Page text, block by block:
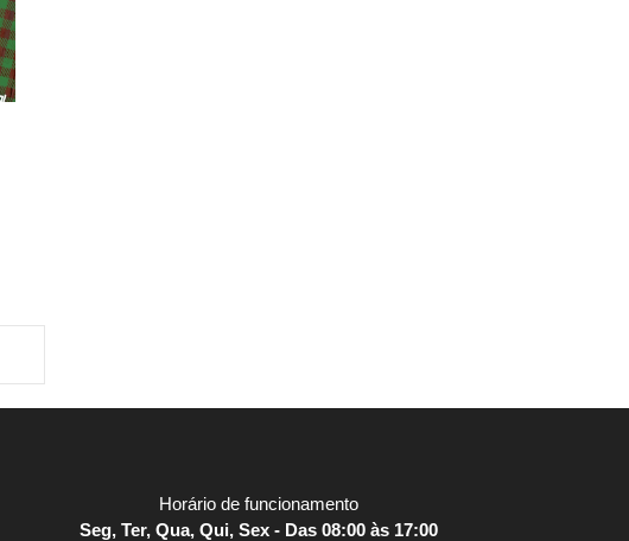
Horário de funcionamento
Seg, Ter, Qua, Qui, Sex - Das 08:00 às 17:00